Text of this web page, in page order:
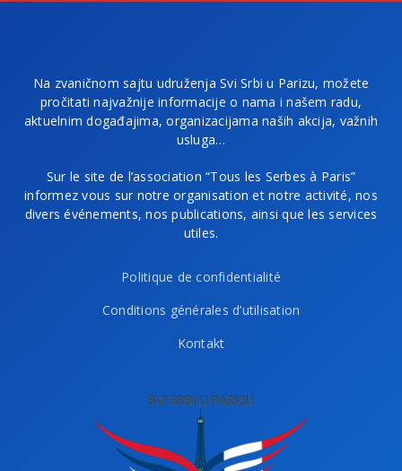
Na zvaničnom sajtu udruženja Svi Srbi u Parizu, možete
pročitati najvažnije informacije o nama i našem radu,
aktuelnim događajima, organizacijama naših akcija, važnih
usluga…
Sur le site de l’association “Tous les Serbes à Paris”
informez vous sur notre organisation et notre activité, nos
divers événements, nos publications, ainsi que les services
utiles.
Politique de confidentialité
Conditions générales d’utilisation
Kontakt